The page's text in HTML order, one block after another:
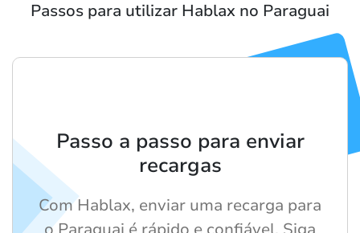
Passos para utilizar Hablax no Paraguai
Passo a passo para enviar
recargas
Com Hablax, enviar uma recarga para